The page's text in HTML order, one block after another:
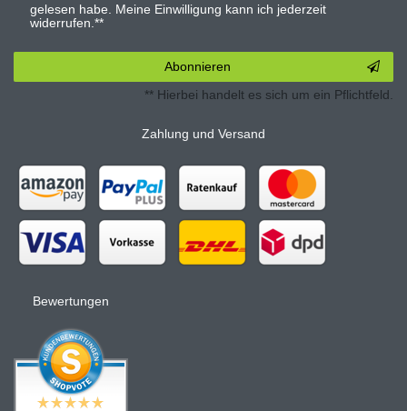
gelesen habe. Meine Einwilligung kann ich jederzeit
widerrufen.**
Abonnieren
** Hierbei handelt es sich um ein Pflichtfeld.
Zahlung und Versand
Bewertungen